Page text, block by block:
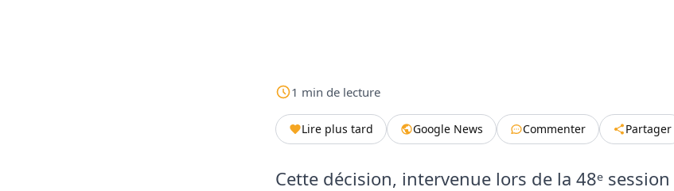
1 min de lecture
Lire plus tard Google News Commenter Partager
Cette décision, intervenue lors de la 48ᵉ